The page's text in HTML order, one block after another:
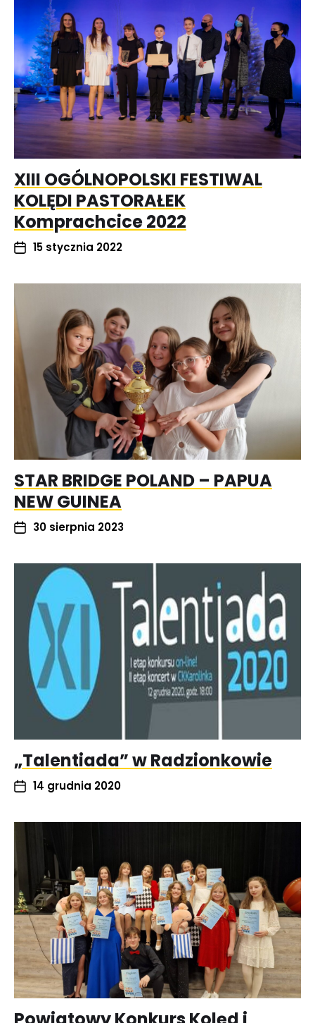
XIII OGÓLNOPOLSKI FESTIWAL
KOLĘDI PASTORAŁEK
Komprachcice 2022
15 stycznia 2022
STAR BRIDGE POLAND – PAPUA
NEW GUINEA
30 sierpnia 2023
„Talentiada” w Radzionkowie
14 grudnia 2020